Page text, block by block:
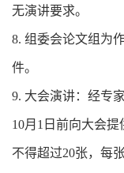
无演讲要求。
8. 组委会论文组为
件。
9. 大会演讲：经专
10月1日前向大会
不得超过20张，每